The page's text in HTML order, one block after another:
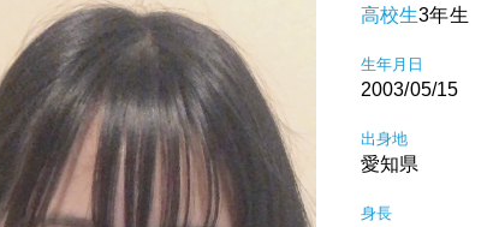
高校生3年生
生年月日
2003/05/15
出身地
愛知県
身長